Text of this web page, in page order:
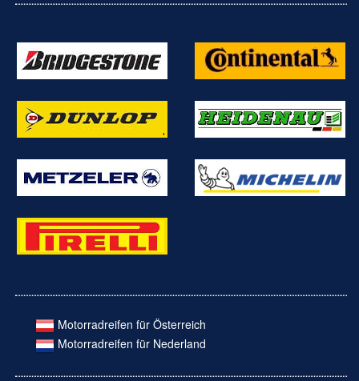
Motorradreifen für Österreich
Motorradreifen für Nederland